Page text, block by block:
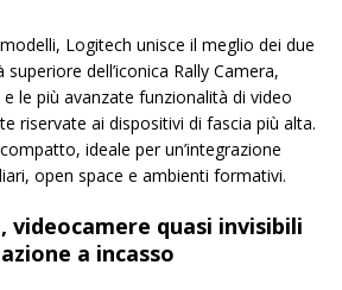
Logitech unisce il meglio dei due
dell’iconica Rally Camera,
le più avanzate funzionalità di video
riservate ai dispositivi di fascia più alta.
ideale per un’integrazione
open space e ambienti formativi.
videocamere quasi invisibili
a incasso